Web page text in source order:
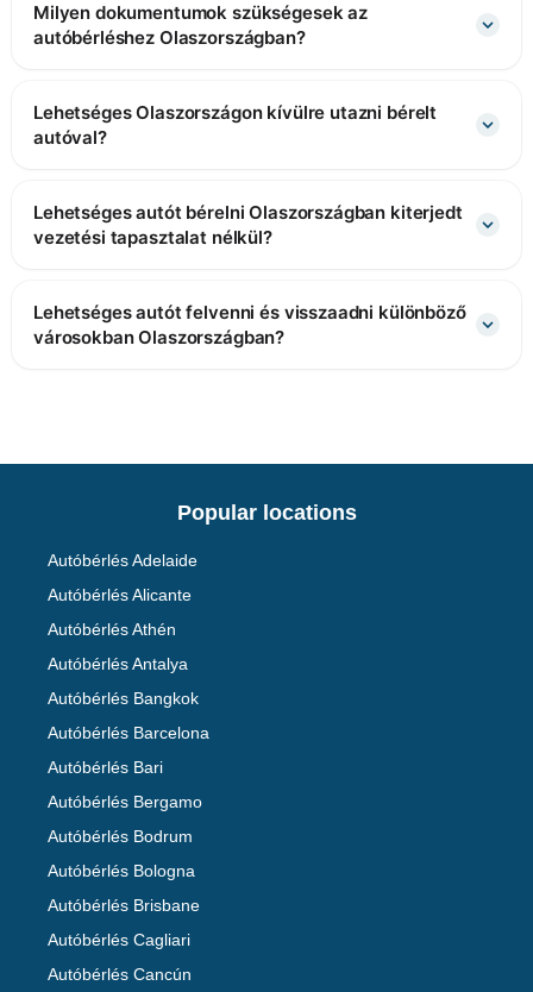
Milyen dokumentumok szükségesek az
autóbérléshez Olaszországban?
Lehetséges Olaszországon kívülre utazni bérelt
autóval?
Lehetséges autót bérelni Olaszországban kiterjedt
vezetési tapasztalat nélkül?
Lehetséges autót felvenni és visszaadni különböző
városokban Olaszországban?
Popular locations
Autóbérlés Adelaide
Autóbérlés Alicante
Autóbérlés Athén
Autóbérlés Antalya
Autóbérlés Bangkok
Autóbérlés Barcelona
Autóbérlés Bari
Autóbérlés Bergamo
Autóbérlés Bodrum
Autóbérlés Bologna
Autóbérlés Brisbane
Autóbérlés Cagliari
Autóbérlés Cancún